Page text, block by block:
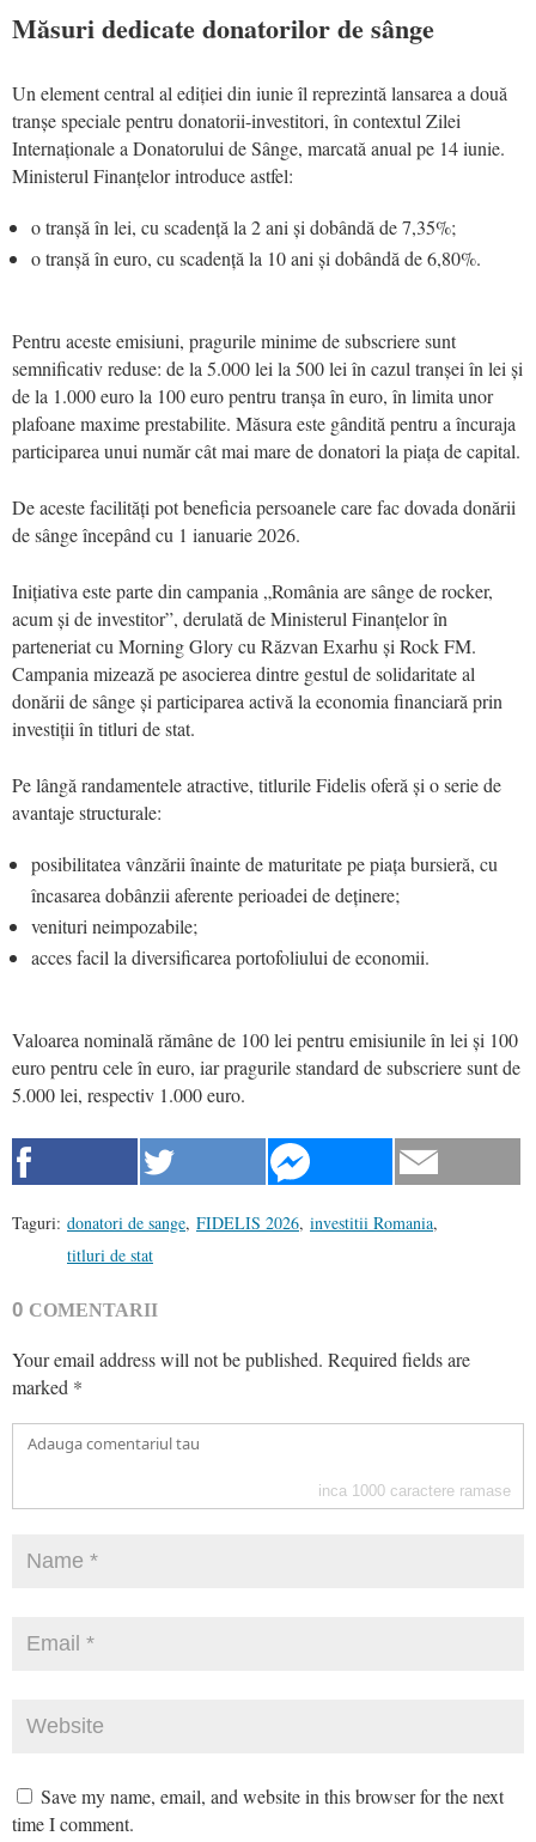
Măsuri dedicate donatorilor de sânge
Un element central al ediției din iunie îl reprezintă lansarea a două
tranșe speciale pentru donatorii-investitori, în contextul Zilei
Internaționale a Donatorului de Sânge, marcată anual pe 14 iunie.
Ministerul Finanțelor introduce astfel:
o tranșă în lei, cu scadență la 2 ani și dobândă de 7,35%;
o tranșă în euro, cu scadență la 10 ani și dobândă de 6,80%.
Pentru aceste emisiuni, pragurile minime de subscriere sunt
semnificativ reduse: de la 5.000 lei la 500 lei în cazul tranșei în lei și
de la 1.000 euro la 100 euro pentru tranșa în euro, în limita unor
plafoane maxime prestabilite. Măsura este gândită pentru a încuraja
participarea unui număr cât mai mare de donatori la piața de capital.
De aceste facilități pot beneficia persoanele care fac dovada donării
de sânge începând cu 1 ianuarie 2026.
Inițiativa este parte din campania „România are sânge de rocker,
acum și de investitor”, derulată de Ministerul Finanțelor în
parteneriat cu Morning Glory cu Răzvan Exarhu și Rock FM.
Campania mizează pe asocierea dintre gestul de solidaritate al
donării de sânge și participarea activă la economia financiară prin
investiții în titluri de stat.
Pe lângă randamentele atractive, titlurile Fidelis oferă și o serie de
avantaje structurale:
posibilitatea vânzării înainte de maturitate pe piața bursieră, cu
încasarea dobânzii aferente perioadei de deținere;
venituri neimpozabile;
acces facil la diversificarea portofoliului de economii.
Valoarea nominală rămâne de 100 lei pentru emisiunile în lei și 100
euro pentru cele în euro, iar pragurile standard de subscriere sunt de
5.000 lei, respectiv 1.000 euro.
Taguri: donatori de sange, FIDELIS 2026, investitii Romania,
titluri de stat
0 COMENTARII
Your email address will not be published. Required fields are
marked *
inca 1000 caractere ramase
Save my name, email, and website in this browser for the next
time I comment.